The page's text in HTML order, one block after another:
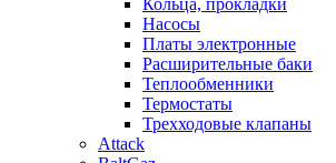
Кольца, прокладки
Насосы
Платы электронные
Расширительные баки
Теплообменники
Термостаты
Трехходовые клапаны
Attack